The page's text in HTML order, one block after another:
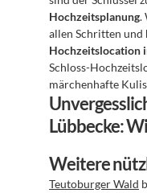
Hochzeitsplanung.
Hochzeitslocation
Schloss-
märchenhafte
Lübbecke:
Weitere
Teutoburger Wald